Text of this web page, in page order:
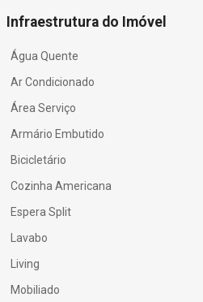
Infraestrutura do Imóvel
Água Quente
Ar Condicionado
Área Serviço
Armário Embutido
Bicicletário
Cozinha Americana
Espera Split
Lavabo
Living
Mobiliado